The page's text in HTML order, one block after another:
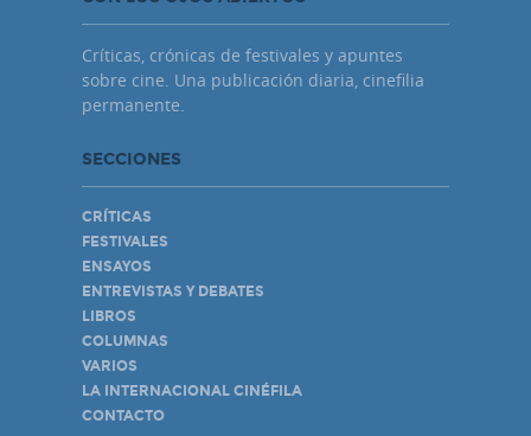
Críticas, crónicas de festivales y apuntes
sobre cine. Una publicación diaria, cinefilia
permanente.
SECCIONES
CRÍTICAS
FESTIVALES
ENSAYOS
ENTREVISTAS Y DEBATES
LIBROS
COLUMNAS
VARIOS
LA INTERNACIONAL CINÉFILA
CONTACTO